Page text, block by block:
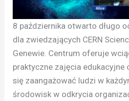
8 października otwarto długo
dla zwiedzających CERN
Genewie. Centrum oferuje
praktyczne zajęcia edukacyjne
się zaangażować ludzi w
środowisk w odkrycia